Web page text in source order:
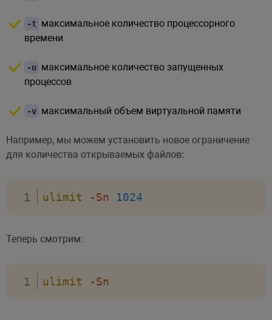
-t максимальное количество процессорного
времени
-u максимальное количество запущенных
процессов
-v максимальный объем виртуальной памяти
Например, мы можем установить новое ограничение
для количества открываемых файлов:
ulimit -Sn 1024
Теперь смотрим:
ulimit -Sn